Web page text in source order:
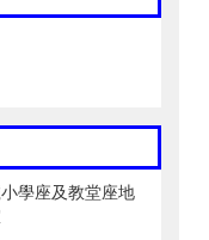
學座及教堂座地